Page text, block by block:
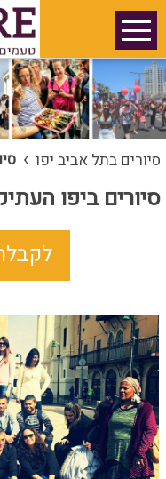
סיורים בתל אביב יפו ›
סיורים ביפו